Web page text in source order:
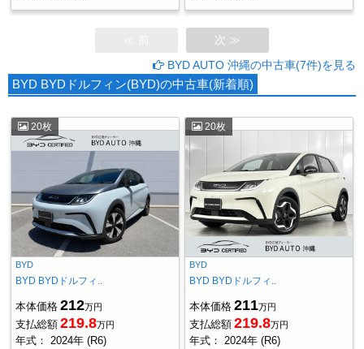
次 ≫
BYD AUTO 沖縄の中古車(7件)を見る
BYD BYDドルフィン(BYD)の中古車(新着順)
20枚
BYD
BYD BYDドルフィ..
本体価格 212万円
支払総額 219.8万円
年式：
2024年 (R6)
20枚
BYD
BYD BYDドルフィ..
本体価格 211万円
支払総額 219.8万円
年式：
2024年 (R6)